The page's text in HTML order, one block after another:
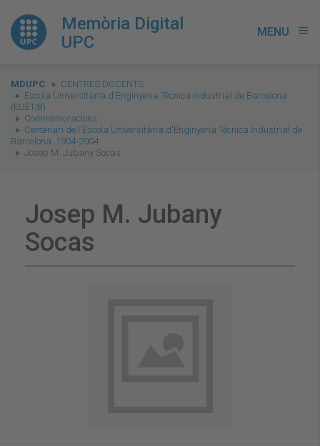
Memòria Digital
UPC
MENU menu
You
are
here:
MDUPC
CENTRES DOCENTS
Escola Universitària d'Enginyeria Tècnica Industrial de Barcelona
(EUETIB)
Commemoracions
Centenari de l'Escola Universitària d'Enginyeria Tècnica Industrial de
Barcelona. 1904-2004
Josep M. Jubany Socas
Josep M. Jubany
Socas